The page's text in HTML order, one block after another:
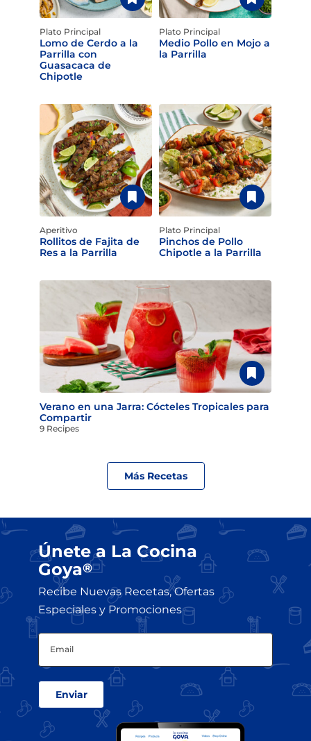
Plato Principal
Lomo de Cerdo a la
Parrilla con
Guasacaca de
Chipotle
Plato Principal
Medio Pollo en Mojo a
la Parrilla
Aperitivo
Rollitos de Fajita de
Res a la Parrilla
Plato Principal
Pinchos de Pollo
Chipotle a la Parrilla
Verano en una Jarra: Cócteles Tropicales para
Compartir
9 Recipes
Más Recetas
Únete a La Cocina
Goya®
Recibe Nuevas Recetas, Ofertas
Especiales y Promociones